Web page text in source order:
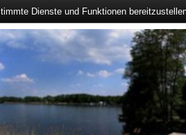
Dienste und Funktionen